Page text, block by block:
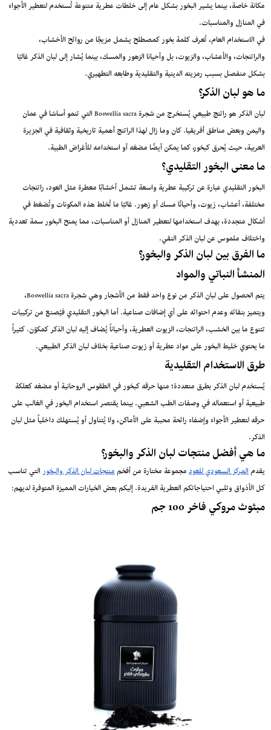
مكانة خاصة، بينما يشير البخور بشكل عام إلى خلطات عطرية متنوعة تُستخدم لتعطير الأجواء
في المنازل والمناسبات.
في الاستخدام العام، تُعرف كلمة بخور كمصطلح يشمل مزيجًا من روائح الأخشاب،
والراتنجات، والأعشاب، والزيوت، بل وأحيانا الزهور والمسك، بينما يُشار إلى لبان الذكر غالبًا
بشكل منفصل بسبب رمزيته الدينية والتقليدية وطابعه التطهيري.
ما هو لبان الذكر؟
لبان الذكر هو راتنج طبيعي يُستخرج من شجرة Boswellia sacra التي تنمو أساسًا في عمان
واليمن وبعض مناطق أفريقيا. كان وما زال لهذا الراتنج أهمية تاريخية وثقافية في الجزيرة
العربية، حيث يُحرق كبخور، كما يمكن أيضًا مضغه أو استخدامه للأغراض الطبية.
ما معنى البخور التقليدي؟
البخور التقليدي عبارة عن تركيبة عطرية واسعة تشمل أخشابًا معطرة مثل العود، راتنجات
مختلفة، أعشاب، زيوت، وأحيانًا مسك أو زهور. غالبًا ما تُخلط هذه المكونات وتُضغط في
أشكال متجددة، بهدف استخدامها لتعطير المنازل أو المناسبات، مما يمنح البخور سمة تعددية
واختلاف ملموس عن لبان الذكر النقي.
ما الفرق بين لبان الذكر والبخور؟
المنشأ النباتي والمواد
يتم الحصول على لبان الذكر من نوع واحد فقط من الأشجار وهي شجرة Boswellia sacra،
ويتميز بنقائه وعدم احتوائه على أي إضافات صناعية. أما البخور التقليدي فيُصنع من تركيبات
تتنوع ما بين الخشب، الراتنجات، الزيوت العطرية، وأحياناً يُضاف إليه لبان الذكر كمكوّن. كثيراً
ما يحتوي خليط البخور على مواد عطرية أو زيوت صناعية بخلاف لبان الذكر الطبيعي.
طرق الاستخدام التقليدية
يُستخدم لبان الذكر بطرق متعددة؛ منها حرقه كبخور في الطقوس الروحانية أو مضغه كعلكة
طبيعية أو استعماله في وصفات الطب الشعبي. بينما يقتصر استخدام البخور في الغالب على
حرقه لتعطير الأجواء وإضفاء رائحة محببة على الأماكن، ولا يُتناول أو يُستهلك داخلياً مثل لبان
الذكر.
ما هي أفضل منتجات لبان الذكر والبخور؟
يقدمالمركز السعودي للعودمجموعة مختارة من أفخممنتجات لبان الذكر والبخورالتي تناسب
كل الأذواق وتلبي احتياجاتكم العطرية الفريدة. إليكم بعض الخيارات المميزة المتوفرة لديهم:
مبثوث مروكي فاخر 100 جم